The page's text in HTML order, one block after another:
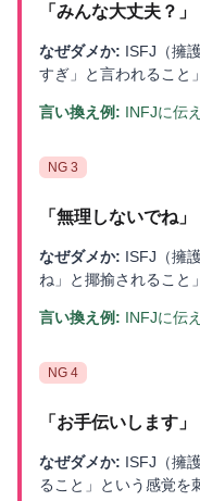
「 みんな大丈夫？ 」
なぜダメか: ISFJ（擁
すぎ」と言われること
言い換え例: INFJに伝
NG 3
「 無理しないでね 」
なぜダメか: ISFJ（擁
ね」と揶揄されること
言い換え例: INFJに伝
NG 4
「 お手伝いします 」
なぜダメか: ISFJ（擁
ること」という感覚を